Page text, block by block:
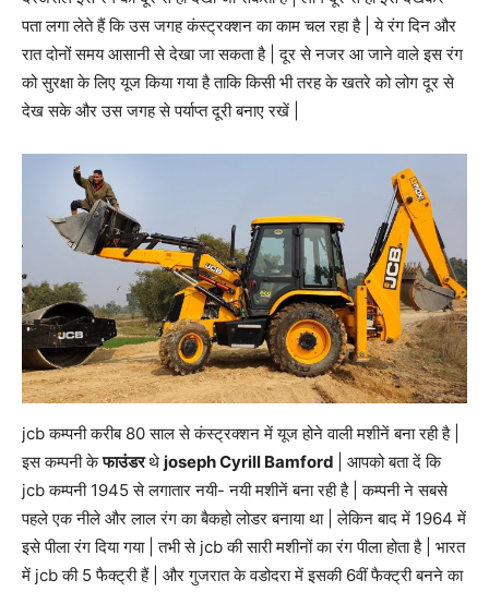
पता लगा लेते हैं कि उस जगह कंस्ट्रक्शन का काम चल रहा है | ये रंग दिन और
रात दोनों समय आसानी से देखा जा सकता है | दूर से नजर आ जाने वाले इस रंग
को सुरक्षा के लिए यूज किया गया है ताकि किसी भी तरह के खतरे को लोग दूर से
देख सके और उस जगह से पर्याप्त दूरी बनाए रखें |
jcb कम्पनी करीब 80 साल से कंस्ट्रक्शन में यूज होने वाली मशीनें बना रही है |
इस कम्पनी केफाउंडरथे joseph Cyrill Bamford
| आपको बता दें कि
jcb कम्पनी 1945 से लगातार नयी- नयी मशीनें बना रही है | कम्पनी ने सबसे
पहले एक नीले और लाल रंग का बैकहो लोडर बनाया था | लेकिन बाद में 1964 में
इसे पीला रंग दिया गया | तभी से jcb की सारी मशीनों का रंग पीला होता है | भारत
में jcb की 5 फैक्ट्री हैं | और गुजरात के वडोदरा में इसकी 6वीं फैक्ट्री बनने का